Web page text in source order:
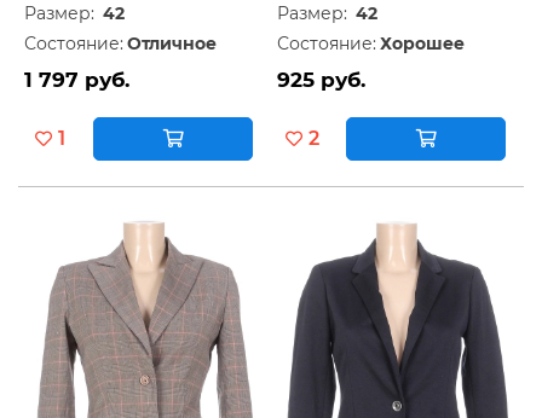
Размер: 42
Состояние: Отличное
1 797 руб.
1
Размер: 42
Состояние: Хорошее
925 руб.
2